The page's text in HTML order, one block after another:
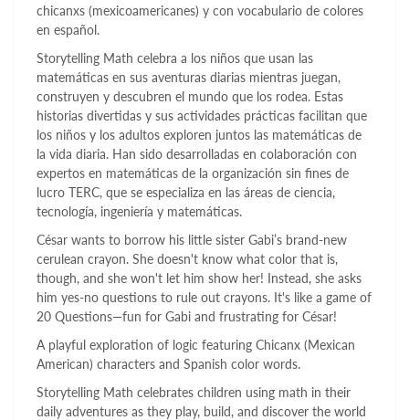
chicanxs (mexicoamericanes) y con vocabulario de colores
en español.
Storytelling Math celebra a los niños que usan las
matemáticas en sus aventuras diarias mientras juegan,
construyen y descubren el mundo que los rodea. Estas
historias divertidas y sus actividades prácticas facilitan que
los niños y los adultos exploren juntos las matemáticas de
la vida diaria. Han sido desarrolladas en colaboración con
expertos en matemáticas de la organización sin fines de
lucro TERC, que se especializa en las áreas de ciencia,
tecnología, ingeniería y matemáticas.
César wants to borrow his little sister Gabi’s brand-new
cerulean crayon. She doesn't know what color that is,
though, and she won't let him show her! Instead, she asks
him yes-no questions to rule out crayons. It's like a game of
20 Questions—fun for Gabi and frustrating for César!
A playful exploration of logic featuring Chicanx (Mexican
American) characters and Spanish color words.
Storytelling Math celebrates children using math in their
daily adventures as they play, build, and discover the world